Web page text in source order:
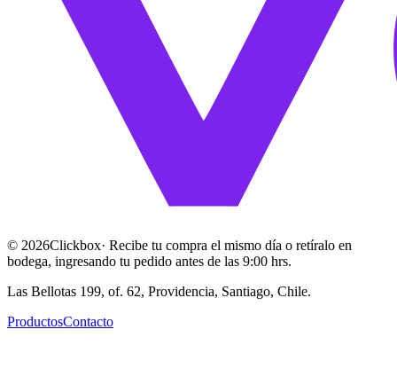
© 2026Clickbox· Recibe tu compra el mismo día o retíralo en
bodega, ingresando tu pedido antes de las 9:00 hrs.
Las Bellotas 199, of. 62, Providencia, Santiago, Chile.
ProductosContacto